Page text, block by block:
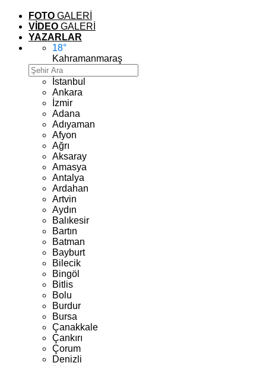
FOTO GALERİ
VİDEO GALERİ
YAZARLAR
18°
Kahramanmaraş
İstanbul
Ankara
İzmir
Adana
Adıyaman
Afyon
Ağrı
Aksaray
Amasya
Antalya
Ardahan
Artvin
Aydın
Balıkesir
Bartın
Batman
Bayburt
Bilecik
Bingöl
Bitlis
Bolu
Burdur
Bursa
Çanakkale
Çankırı
Çorum
Denizli